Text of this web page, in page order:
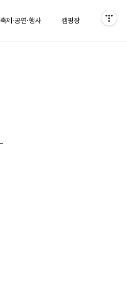
축제·공연·행사 캠핑장